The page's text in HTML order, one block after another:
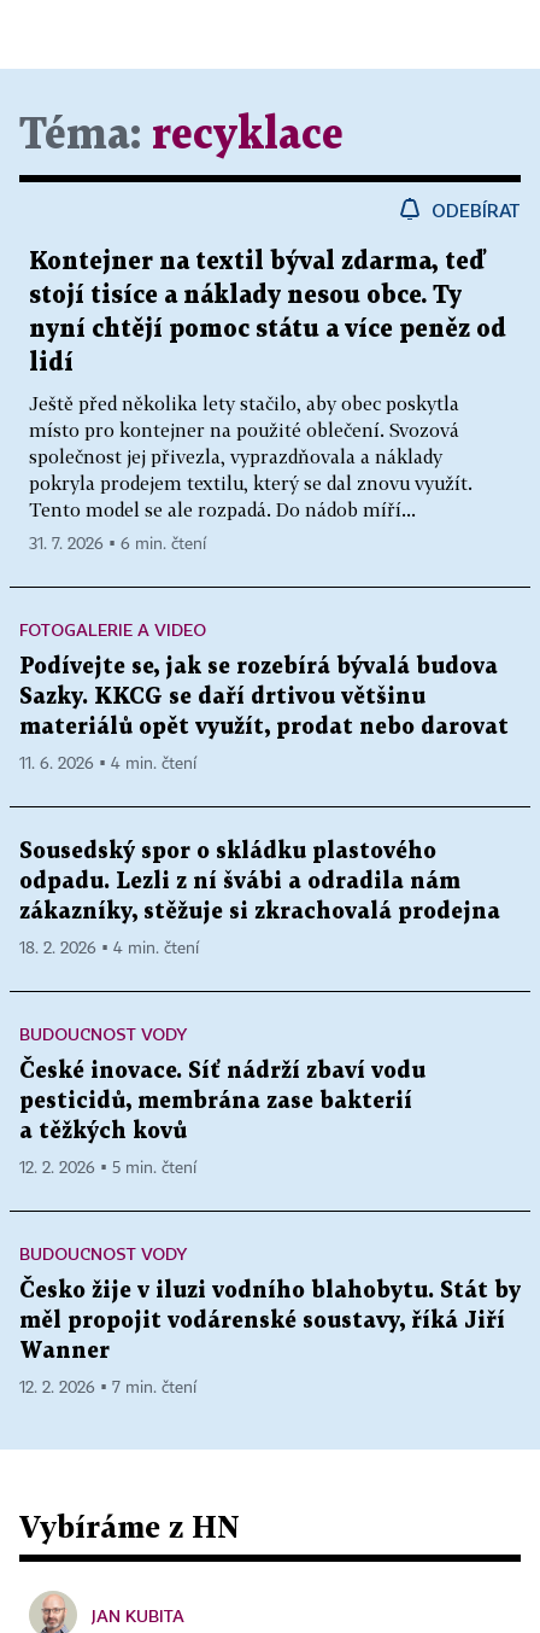
Téma: recyklace
ODEBÍRAT
Kontejner na textil býval zdarma, teď
stojí tisíce a náklady nesou obce. Ty
nyní chtějí pomoc státu a více peněz od
lidí
Ještě před několika lety stačilo, aby obec poskytla
místo pro kontejner na použité oblečení. Svozová
společnost jej přivezla, vyprazdňovala a náklady
pokryla prodejem textilu, který se dal znovu využít.
Tento model se ale rozpadá. Do nádob míří...
31. 7. 2026 ▪ 6 min. čtení
FOTOGALERIE A VIDEO
Podívejte se, jak se rozebírá bývalá budova
Sazky. KKCG se daří drtivou většinu
materiálů opět využít, prodat nebo darovat
11. 6. 2026 ▪ 4 min. čtení
Sousedský spor o skládku plastového
odpadu. Lezli z ní švábi a odradila nám
zákazníky, stěžuje si zkrachovalá prodejna
18. 2. 2026 ▪ 4 min. čtení
BUDOUCNOST VODY
České inovace. Síť nádrží zbaví vodu
pesticidů, membrána zase bakterií
a těžkých kovů
12. 2. 2026 ▪ 5 min. čtení
BUDOUCNOST VODY
Česko žije v iluzi vodního blahobytu. Stát by
měl propojit vodárenské soustavy, říká Jiří
Wanner
12. 2. 2026 ▪ 7 min. čtení
Vybíráme z HN
JAN KUBITA